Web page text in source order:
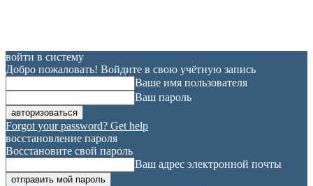
войти в систему
Добро пожаловать! Войдите в свою учётную запись
Ваше имя пользователя
Ваш пароль
Forgot your password? Get help
восстановление пароля
Восстановите свой пароль
Ваш адрес электронной почты